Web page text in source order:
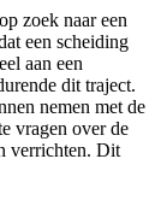
zoek naar een
een scheiding
aan een
dit traject.
nemen met de
vragen over de
verrichten. Dit